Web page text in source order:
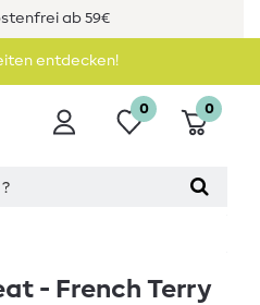
ab 59€
entdecken!
0 0
- French Terry